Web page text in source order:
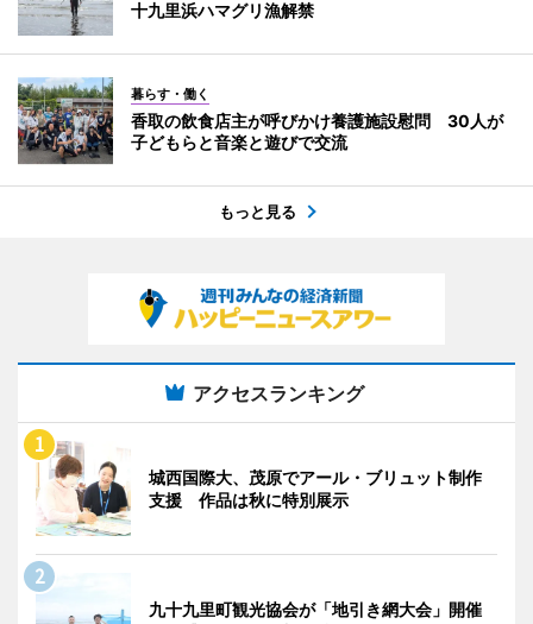
十九里浜ハマグリ漁解禁
暮らす・働く
香取の飲食店主が呼びかけ養護施設慰問 30人が
子どもらと音楽と遊びで交流
もっと見る
アクセスランキング
城西国際大、茂原でアール・ブリュット制作
支援 作品は秋に特別展示
九十九里町観光協会が「地引き網大会」開催